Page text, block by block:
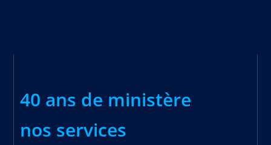
40 ans de ministère
nos services